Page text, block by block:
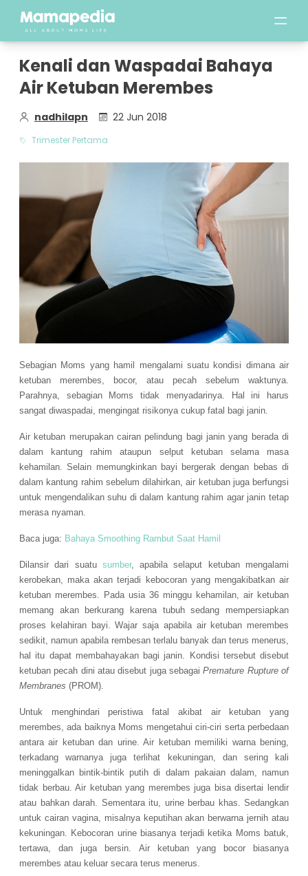
Kenali dan Waspadai Bahaya
Air Ketuban Merembes
nadhilapn 22 Jun 2018
Trimester Pertama
Sebagian Moms yang hamil mengalami suatu kondisi dimana air
ketuban merembes, bocor, atau pecah sebelum waktunya.
Parahnya, sebagian Moms tidak menyadarinya. Hal ini harus
sangat diwaspadai, mengingat risikonya cukup fatal bagi janin.
Air ketuban merupakan cairan pelindung bagi janin yang berada di
dalam kantung rahim ataupun selput ketuban selama masa
kehamilan. Selain memungkinkan bayi bergerak dengan bebas di
dalam kantung rahim sebelum dilahirkan, air ketuban juga berfungsi
untuk mengendalikan suhu di dalam kantung rahim agar janin tetap
merasa nyaman.
Baca juga: Bahaya Smoothing Rambut Saat Hamil
Dilansir dari suatu sumber, apabila selaput ketuban mengalami
kerobekan, maka akan terjadi kebocoran yang mengakibatkan air
ketuban merembes. Pada usia 36 minggu kehamilan, air ketuban
memang akan berkurang karena tubuh sedang mempersiapkan
proses kelahiran bayi. Wajar saja apabila air ketuban merembes
sedikit, namun apabila rembesan terlalu banyak dan terus menerus,
hal itu dapat membahayakan bagi janin. Kondisi tersebut disebut
ketuban pecah dini atau disebut juga sebagaiPremature Rupture of
Membranes (PROM).
Untuk menghindari peristiwa fatal akibat air ketuban yang
merembes, ada baiknya Moms mengetahui ciri-ciri serta perbedaan
antara air ketuban dan urine. Air ketuban memiliki warna bening,
terkadang warnanya juga terlihat kekuningan, dan sering kali
meninggalkan bintik-bintik putih di dalam pakaian dalam, namun
tidak berbau. Air ketuban yang merembes juga bisa disertai lendir
atau bahkan darah. Sementara itu, urine berbau khas. Sedangkan
untuk cairan vagina, misalnya keputihan akan berwarna jernih atau
kekuningan. Kebocoran urine biasanya terjadi ketika Moms batuk,
tertawa, dan juga bersin. Air ketuban yang bocor biasanya
merembes atau keluar secara terus menerus.